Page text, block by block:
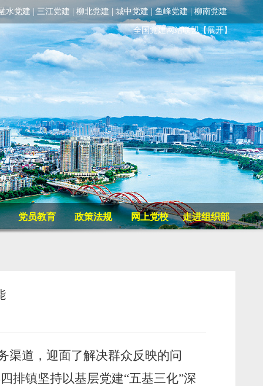
水党建 三江党建 柳北党建 城中党建 | 鱼峰党建 | 柳南党建
全国党建网站联盟【展开】
党员教育 政策法规 网上党校 走进组织部
渠道，迎面了解决群众反映的问
排镇坚持以基层党建“五基三化”深